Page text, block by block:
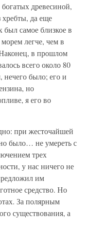
древесиной,
да еще
самое близкое в
легче, чем в
Наконец, в прошлом
всего около 80
нечего было; его и
но
я его во
при жесточайшей
было… не умереть с
трех
у нас ничего не
им
средство. Но
За полярным
существования, а